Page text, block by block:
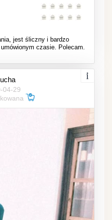
jest śliczny i bardzo
czasie. Polecam.
04-29